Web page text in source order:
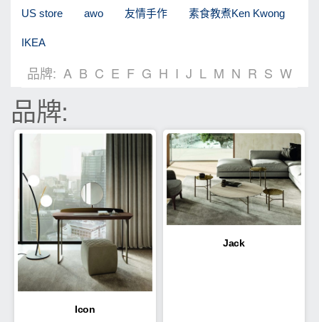
US store awo 友情手作 素食教煮Ken Kwong
IKEA
品牌: A B C E F G H I J L M N R S W
品牌:
Icon
Jack